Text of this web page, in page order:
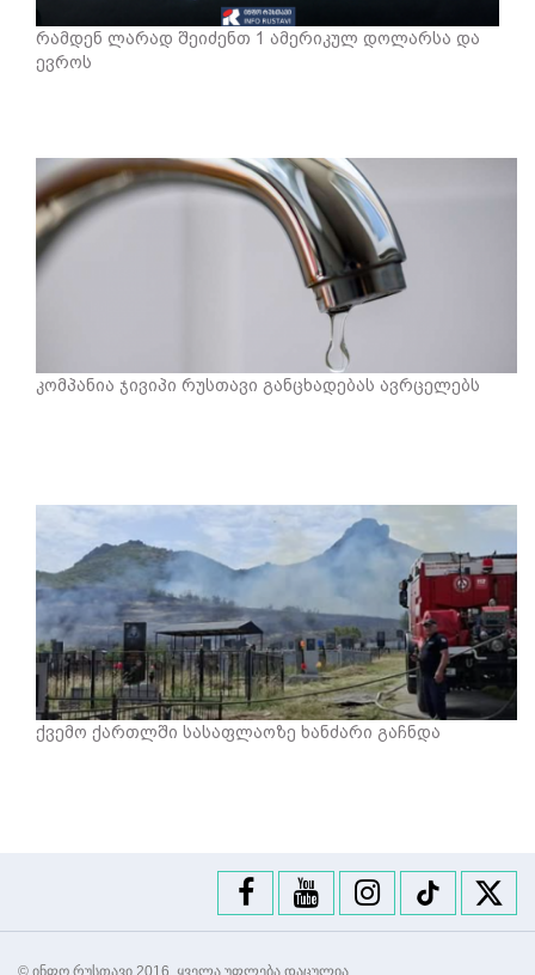
რამდენ ლარად შეიძენთ 1 ამერიკულ დოლარსა და
ევროს
კომპანია ჯივიპი რუსთავი განცხადებას ავრცელებს
ქვემო ქართლში სასაფლაოზე ხანძარი გაჩნდა
© ინფო რუსთავი 2016. ყველა უფლება დაცულია